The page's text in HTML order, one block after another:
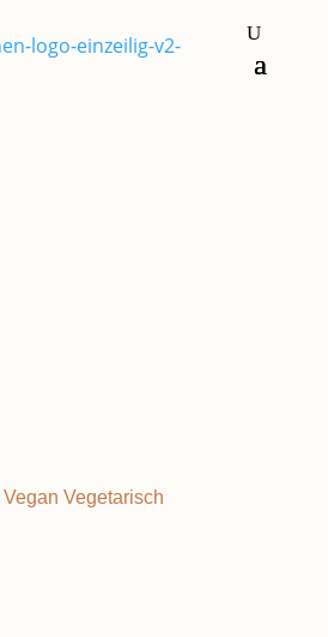
Vegan Vegetarisch